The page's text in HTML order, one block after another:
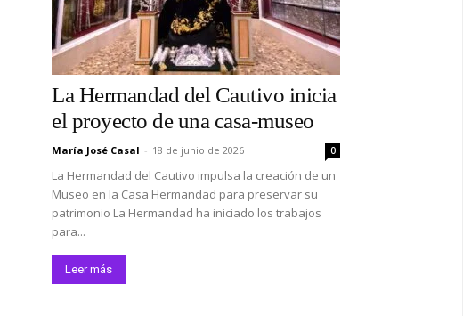
La Hermandad del Cautivo inicia
el proyecto de una casa-museo
María José Casal - 18 de junio de 2026 0
La Hermandad del Cautivo impulsa la creación de un
Museo en la Casa Hermandad para preservar su
patrimonio La Hermandad ha iniciado los trabajos
para...
Leer más